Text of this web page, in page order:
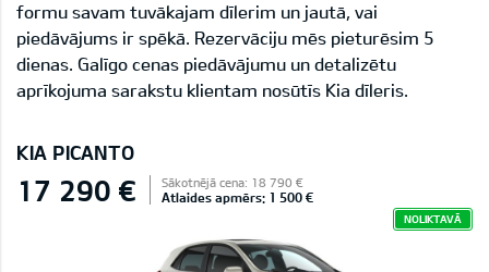
formu savam tuvākajam dīlerim un jautā, vai
piedāvājums ir spēkā. Rezervāciju mēs pieturēsim 5
dienas. Galīgo cenas piedāvājumu un detalizētu
aprīkojuma sarakstu klientam nosūtīs Kia dīleris.
KIA PICANTO
17 290 € Sākotnējā cena: 18 790 €
Atlaides apmērs: 1 500 €
NOLIKTAVĀ